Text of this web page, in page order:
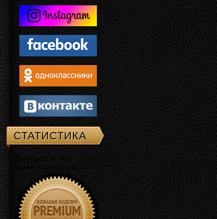
СТАТИСТИКА
Память: 3.75 Mb
Время: 0.03065 сек.